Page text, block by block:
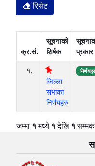
रिसेट
क्र.सं.
सूचनाको
शिर्षक
प्रकार
१.
जिल्ला
सभाका
निर्णयहरु
जम्मा १मध्ये १देखि१